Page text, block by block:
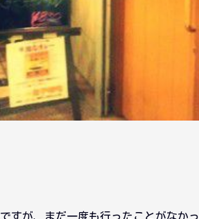
すが、まだ一度も行ったことがなか